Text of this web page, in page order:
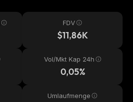
FDV
$11,86K
Vol/Mkt Kap 24h
0,05%
Umlaufmenge